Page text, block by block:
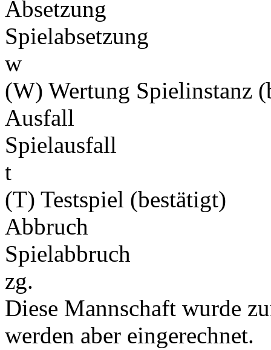
Absetzung
Spielabsetzung
w
(W) Wertung Spielinstanz
Ausfall
Spielausfall
t
(T) Testspiel (bestätigt)
Abbruch
Spielabbruch
zg.
Diese Mannschaft wurde
werden aber eingerechnet.